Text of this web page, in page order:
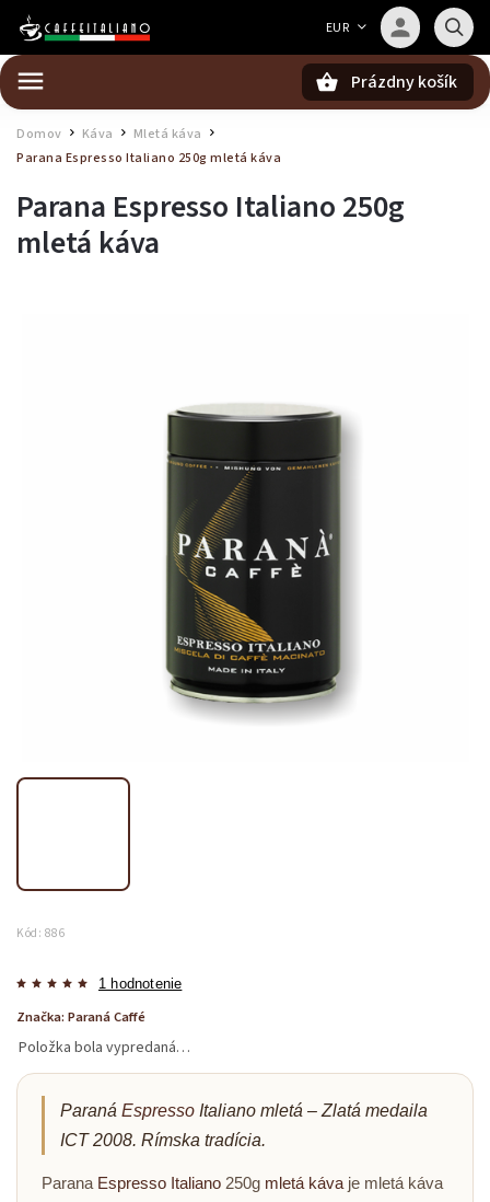
EUR
Prázdny košík
Domov Káva Mletá káva
Parana Espresso Italiano 250g mletá káva
Parana Espresso Italiano 250g
mletá káva
Kód: 886
1 hodnotenie
Značka: Paraná Caffé
Položka bola vypredaná…
Paraná Espresso Italiano mletá – Zlatá medaila
ICT 2008. Rímska tradícia.
Parana Espresso Italiano 250g mletá káva je mletá káva
Barista — poradca Caffeitaliano